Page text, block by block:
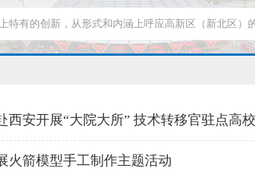
西安开展“大院大所” 技术转移官驻点高
火箭模型手工制作主题活动